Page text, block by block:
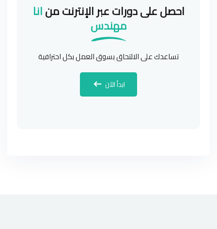
احصل على دورات عبر الإنترنت منانا
مهندس
تساعدك على الالتحاق بسوق العمل بكل احترافية
ابدأ الآن